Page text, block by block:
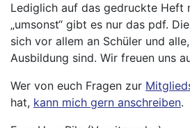
Lediglich auf das gedruckte Heft
„umsonst“ gibt es nur das pdf.
sich vor allem an Schüler und
Ausbildung sind. Wir freuen uns
Wer von euch Fragen zur
hat, kann mich gern anschreiben.